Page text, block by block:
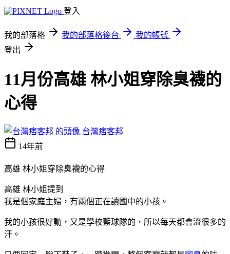
登入
我的部落格 我的部落格後台
我的帳號
登出
11月份高雄 林小姐穿除臭襪的
心得
台灣痞客邦
14年前
高雄 林小姐穿除臭襪的心得
高雄 林小姐提到
我是個家庭主婦，有兩個正在讀國中的小孩。
我的小孩很好動，又是學校藍球隊的，所以每天都會流很多的
汗。